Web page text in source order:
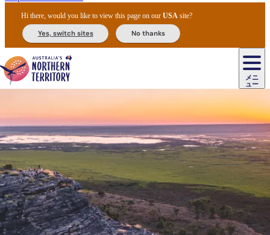
Hi there, would you like to view this page on ourUSA site?
Yes, switch sites No thanks
メニ
ュー
メ
イ
ン
ナ
ビ
ゲ
最
も
人
ズ
ッ
ク
ィ
ン
リ
ン
グ
ズ
国
立
公
園
ー
ル
ド
国
立
タ
ル
カ
国
立
テ
ィ
諸
島
ニ
ミ
ル
ク
公
園
ル
ビ
ズ・
マ
ー
ル
ズ
保
護
区
ジ
ジ
ス
ト
マ
ク
ド
国
立
公
園
文
体
験
ン
ク
イ
ベ
ン
ト
ィ
ビ
テ
ィ
自
然
と
野
生
歴
史
と
釣
り
グ
ュ
ア
リ
体
験
キ
ン
ン
グ
&
ラ
ン
ピ
ン
グ
旅
の
コ
ツ
宿
施
設
ア
ー
レ
ン
タ
ル
オ
フ
ァ
ー
記事